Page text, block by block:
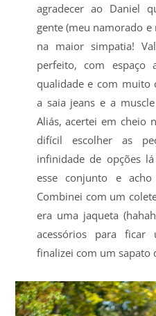
agradecer ao Daniel
gente (meu namorado
na maior simpatia!
perfeito, com espaço
qualidade e com muito
a saia jeans e a
Aliás, acertei em cheio
difícil escolher as
infinidade de opções
esse conjunto e
Combinei com um
era uma jaqueta
acessórios para ficar
finalizei com um sapato